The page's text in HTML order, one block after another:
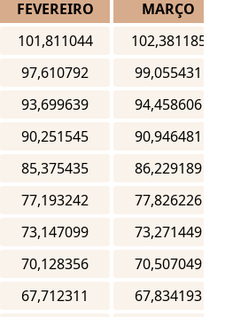
FEVEREIRO
MARÇO
101,811044
102,381185
97,610792
99,055431
93,699639
94,458606
90,251545
90,946481
85,375435
86,229189
77,193242
77,826226
73,147099
73,271449
70,128356
70,507049
67,712311
67,834193